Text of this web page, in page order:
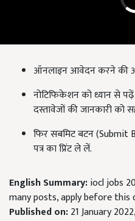
ऑनलाइन आवेदन करने की
नोटिफिकेशन को ध्यान से
दस्तावेजों की जानकारी को
फिर सबमिट बटन
पत्र का प्रिंट ले लें.
English Summary:iocl jobs
many posts, apply before this
Published on:21 January